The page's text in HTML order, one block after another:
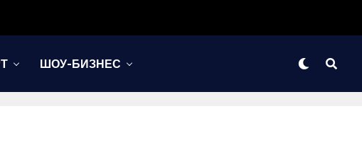
ШОУ-БИЗНЕС